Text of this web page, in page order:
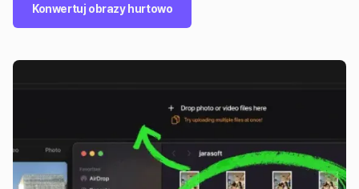
Konwertuj obrazy hurtowo